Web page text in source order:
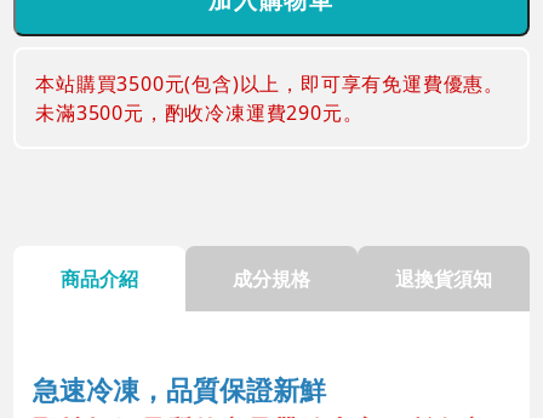
本站購買3500元(包含)以上，即可享有免運費優惠。
未滿3500元，酌收冷凍運費290元。
商品介紹 成分規格 退換貨須知
急速冷凍，品質保證新鮮